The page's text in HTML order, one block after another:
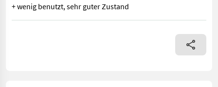
+ wenig benutzt, sehr guter Zustand
CLAAS Vario Schneidwerk V680 + Baujahr 2021 + Halmteiler